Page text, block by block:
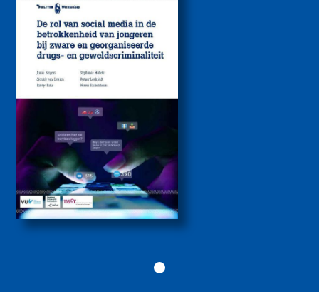
media bij de
betrokkenheid van
jongeren bij zware
drugs- en
geweldscriminaliteit
2026
Politiekunde
Politiekunde